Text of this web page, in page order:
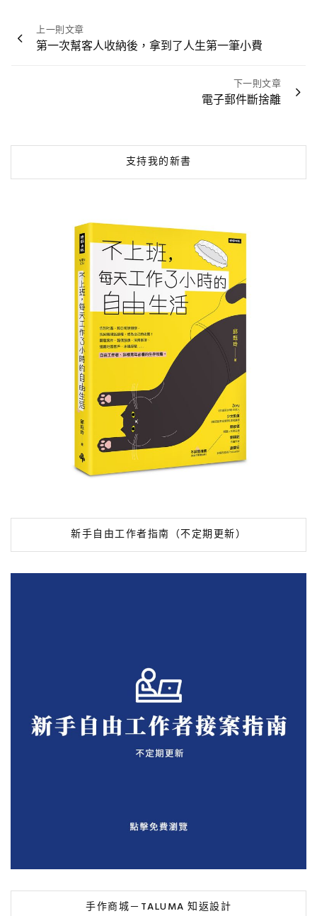
文
上一則文章
第一次幫客人收納後，拿到了人生第一筆小費
下一則文章
電子郵件斷捨離
支持我的新書
新手自由工作者指南（不定期更新）
手作商城－TALUMA 知返設計